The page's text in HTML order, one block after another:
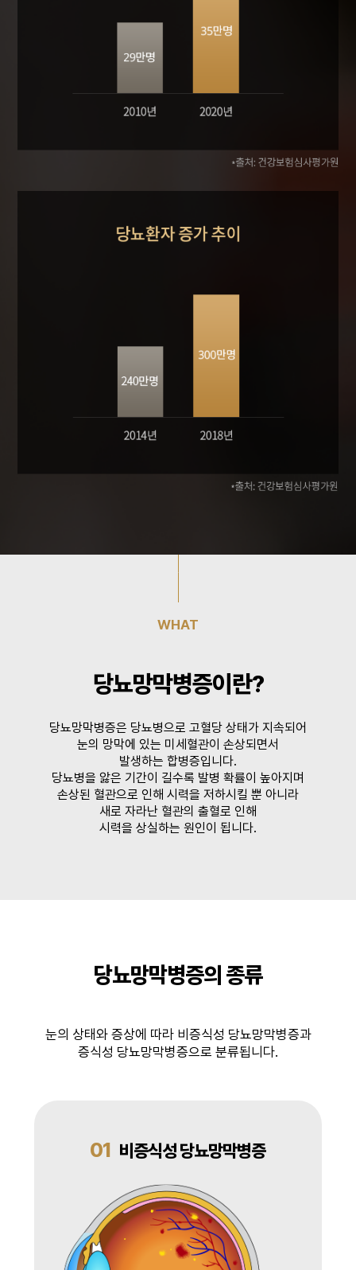
WHAT
당뇨망막병증이란?
당뇨망막병증은 당뇨병으로 고혈당 상태가 지속되어
눈의 망막에 있는 미세혈관이 손상되면서
발생하는 합병증입니다.
당뇨병을 앓은 기간이 길수록 발병 확률이 높아지며
손상된 혈관으로 인해 시력을 저하시킬 뿐 아니라
새로 자라난 혈관의 출혈로 인해
시력을 상실하는 원인이 됩니다.
당뇨망막병증의 종류
눈의 상태와 증상에 따라 비증식성 당뇨망막병증과
증식성 당뇨망막병증으로 분류됩니다.
01 비증식성 당뇨망막병증